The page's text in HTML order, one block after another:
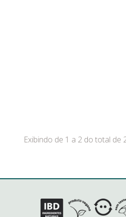
Exibindo de 1 a 2 do total de